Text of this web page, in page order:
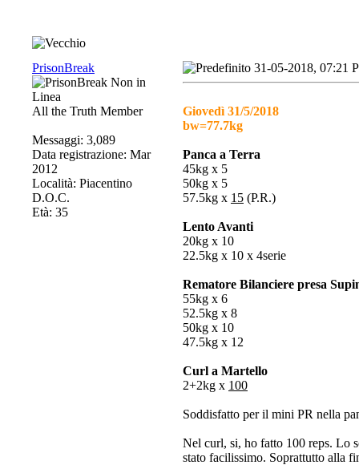
PrisonBreak
All the Truth Member
Messaggi: 3,089
Data registrazione: Mar
2012
Località: Piacentino
D.O.C.
Età: 35
31-05-2018, 07:21
Giovedì 31/5/2018
bw=77.7kg
Panca a Terra
45kg x 5
50kg x 5
57.5kg x 15 (P.R.)
Lento Avanti
20kg x 10
22.5kg x 10 x 4serie
Rematore Bilanciere presa
55kg x 6
52.5kg x 8
50kg x 10
47.5kg x 12
Curl a Martello
2+2kg x 100
Soddisfatto per il mini PR nella
Nel curl, si, ho fatto 100 reps. Lo
stato facilissimo. Soprattutto alla